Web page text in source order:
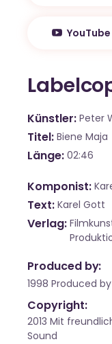
Künstler Peter
Titel Biene Maja
Länge 02:46
Komponist
Text Karel Gott
Verlag
Produced by:
1998 Produced
Copyright:
2013 Mit
Sound